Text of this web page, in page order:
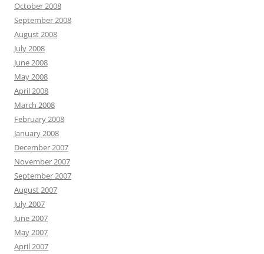
October 2008
September 2008
August 2008
July 2008
June 2008
May 2008
April 2008
March 2008
February 2008
January 2008
December 2007
November 2007
September 2007
August 2007
July 2007
June 2007
May 2007
April 2007